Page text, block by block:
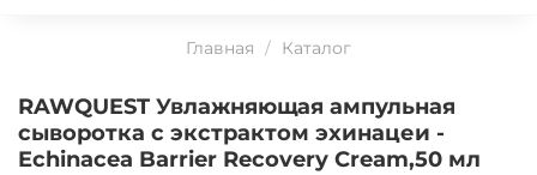
Главная Каталог
RAWQUEST Увлажняющая ампульная
сыворотка с экстрактом эхинацеи -
Echinacea Barrier Recovery Cream,50 мл